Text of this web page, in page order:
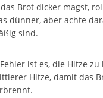
Brot dicker magst,
dünner, aber achte
sind.
ist es, die Hitze
Hitze, damit das